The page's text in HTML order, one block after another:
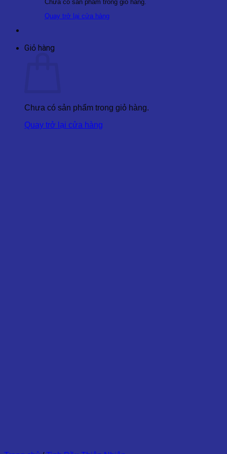
Chưa có sản phẩm trong giỏ hàng.
Quay trở lại cửa hàng
Giỏ hàng
Chưa có sản phẩm trong giỏ hàng.
Quay trở lại cửa hàng